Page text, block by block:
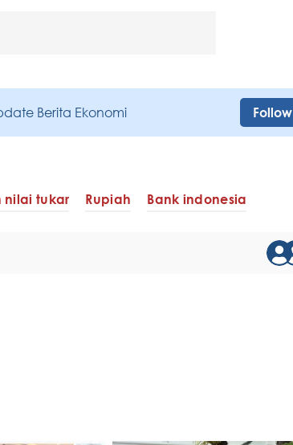
Berita Ekonomi Follow
nilai tukar Rupiah Bank indonesia